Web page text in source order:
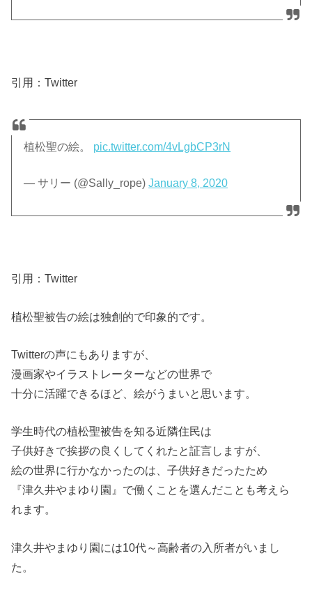
引用：Twitter
植松聖の絵。 pic.twitter.com/4vLgbCP3rN
— サリー (@Sally_rope)January 8, 2020
引用：Twitter
植松聖被告の絵は独創的で印象的です。
Twitterの声にもありますが、
漫画家やイラストレーターなどの世界で
十分に活躍できるほど、絵がうまいと思います。
学生時代の植松聖被告を知る近隣住民は
子供好きで挨拶の良くしてくれたと証言しますが、
絵の世界に行かなかったのは、子供好きだったため
『津久井やまゆり園』で働くことを選んだことも考えら
れます。
津久井やまゆり園には10代～高齢者の入所者がいまし
た。